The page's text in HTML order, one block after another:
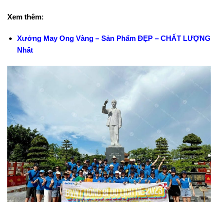
Xem thêm:
Xưởng May Ong Vàng – Sản Phẩm ĐẸP – CHẤT LƯỢNG
Nhất